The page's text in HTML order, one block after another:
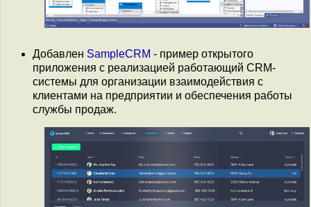
Добавлен SampleCRM - пример открытого
приложения с реализацией работающий CRM-
системы для организации взаимодействия с
клиентами на предприятии и обеспечения работы
службы продаж.